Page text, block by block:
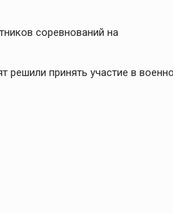
соревнований на
решили принять участие в